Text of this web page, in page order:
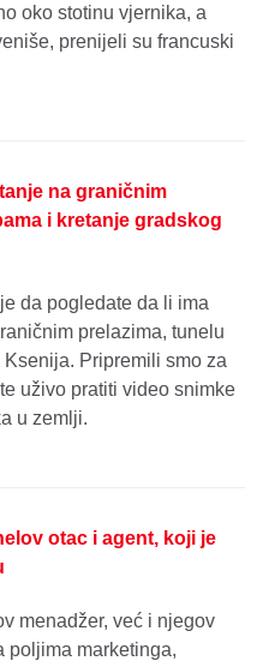
oko stotinu vjernika, a
prenijeli su francuski
na graničnim
i kretanje gradskog
da pogledate da li ima
prelazima, tunelu
Pripremili smo za
uživo pratiti video snimke
u zemlji.
otac i agent, koji je
menadžer, već i njegov
poljima marketinga,